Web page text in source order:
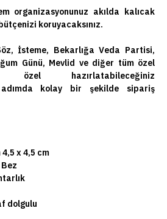
organizasyonunuz akılda kalıcak
koruyacaksınız.
İsteme, Bekarlığa Veda Partisi,
Günü, Mevlid ve diğer tüm özel
özel hazırlatabileceğiniz
adımda kolay bir şekilde sipariş
4,5 x 4,5 cm
dolgulu